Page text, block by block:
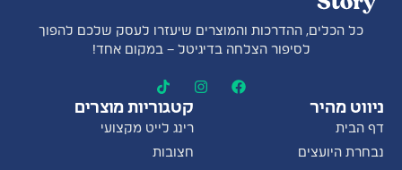
כל הכלים, ההדרכות והמוצרים שיעזרו לעסק שלכם להפוך
לסיפור הצלחה בדיגיטל – במקום אחד!
ניווט מהיר
דף הבית
נבחרת היועצים
קטגוריות מוצרים
רינג לייט מקצועי
חצובות